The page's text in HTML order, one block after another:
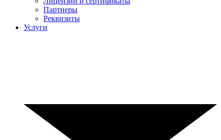
Партнеры
Реквизиты
Услуги